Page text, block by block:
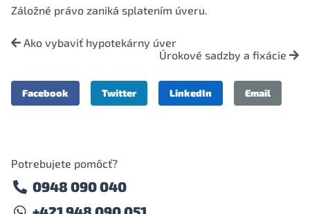
Záložné právo zaniká splatením úveru.
Ako vybaviť hypotekárny úver
Úrokové sadzby a fixácie
Facebook Twitter LinkedIn Email
Potrebujete pomôcť?
0948 090 040